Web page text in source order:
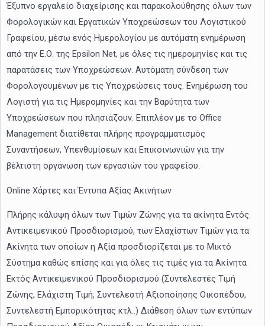
Έξυπνο εργαλείο διαχείρισης και παρακολούθησης όλων των
Φορολογικών και Εργατικών Υποχρεώσεων του Λογιστικού
Γραφείου, μέσω ενός Ημερολογίου με αυτόματη ενημέρωση
από την Ε.Ο. της Epsilon Net, με όλες τις ημερομηνίες και τις
παρατάσεις των Υποχρεώσεων. Αυτόματη σύνδεση των
Φορολογουμένων με τις Υποχρεώσεις τους. Ενημέρωση του
Λογιστή για τις Ημερομηνίες και την Βαρύτητα των
Υποχρεώσεων που πλησιάζουν. Επιπλέον με το Office
Management διατίθεται πλήρης προγραμματισμός
Συναντήσεων, Υπενθυμίσεων και Επικοινωνιών για την
βέλτιστη οργάνωση των εργασιών του γραφείου.
Online Χάρτες και Έντυπα Αξίας Ακινήτων
Πλήρης κάλυψη όλων των Τιμών Ζώνης για τα ακίνητα Εντός
Αντικειμενικού Προσδιορισμού, των Ελαχίστων Τιμών για τα
Ακίνητα των οποίων η Αξία προσδιορίζεται με το Μικτό
Σύστημα καθώς επίσης και για όλες τις τιμές για τα Ακίνητα
Εκτός Αντικειμενικού Προσδιορισμού (Συντελεστές Τιμή
Ζώνης, Ελάχιστη Τιμή, Συντελεστή Αξιοποίησης Οικοπέδου,
Συντελεστή Εμπορικότητας κτλ..) Διάθεση όλων των εντύπων